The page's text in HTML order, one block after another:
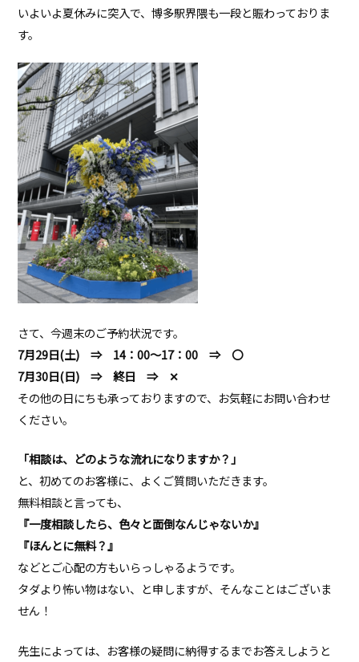
いよいよ夏休みに突入で、博多駅界隈も一段と賑わっておりま
す。
さて、今週末のご予約状況です。
7月29日(土) ⇒ 14：00～17：00 ⇒ 〇
7月30日(日) ⇒ 終日 ⇒ ✕
その他の日にちも承っておりますので、お気軽にお問い合わせ
ください。
「相談は、どのような流れになりますか？」
と、初めてのお客様に、よくご質問いただきます。
無料相談と言っても、
『一度相談したら、色々と面倒なんじゃないか』
『ほんとに無料？』
などとご心配の方もいらっしゃるようです。
タダより怖い物はない、と申しますが、そんなことはございま
せん！
先生によっては、お客様の疑問に納得するまでお答えしようと